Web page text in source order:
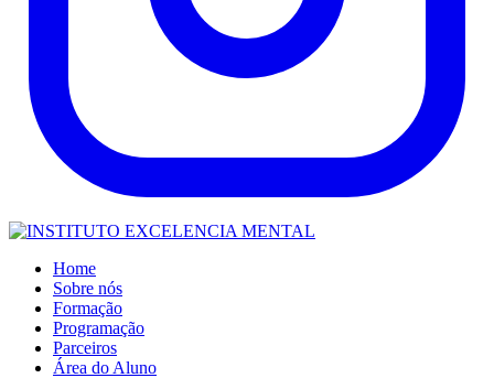
Home
Sobre nós
Formação
Programação
Parceiros
Área do Aluno